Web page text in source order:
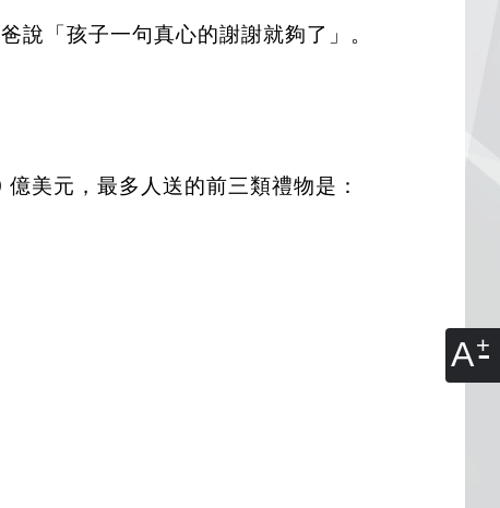
A
說「孩子一句真心的謝謝就夠了」。
美元，最多人送的前三類禮物是：